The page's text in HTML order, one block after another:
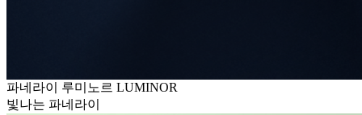
파네라이 루미노르 LUMINOR
빛나는 파네라이